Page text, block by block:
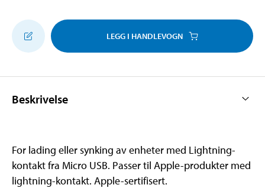
LEGG I HANDLEVOGN
Beskrivelse
For lading eller synking av enheter med Lightning-
kontakt fra Micro USB. Passer til Apple-produkter med
lightning-kontakt. Apple-sertifisert.